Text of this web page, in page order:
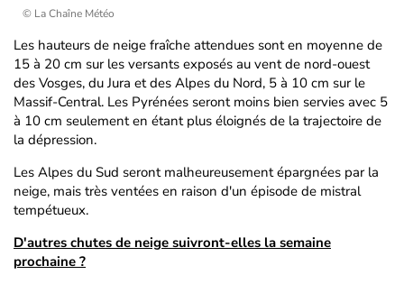
© La Chaîne Météo
Les hauteurs de neige fraîche attendues sont en moyenne de
15 à 20 cm sur les versants exposés au vent de nord-ouest
des Vosges, du Jura et des Alpes du Nord, 5 à 10 cm sur le
Massif-Central. Les Pyrénées seront moins bien servies avec 5
à 10 cm seulement en étant plus éloignés de la trajectoire de
la dépression.
Les Alpes du Sud seront malheureusement épargnées par la
neige, mais très ventées en raison d'un épisode de mistral
tempétueux.
D'autres chutes de neige suivront-elles la semaine
prochaine ?